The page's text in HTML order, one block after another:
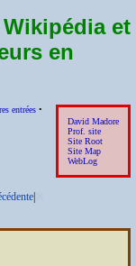
Wikipédia et
en
David Madore
Prof. site
Site Root
Site Map
WebLog
entrées •